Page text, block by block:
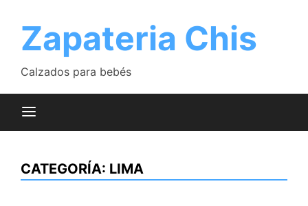
contenido
Zapateria Chis
Calzados para bebés
CATEGORÍA: LIMA